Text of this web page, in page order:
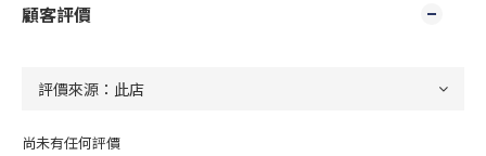
顧客評價
尚未有任何評價